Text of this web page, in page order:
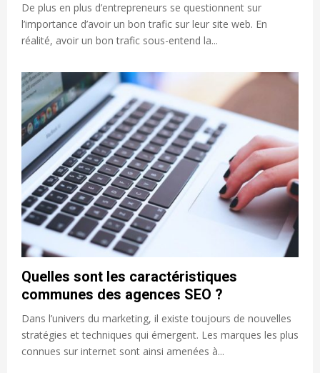
De plus en plus d’entrepreneurs se questionnent sur
l’importance d’avoir un bon trafic sur leur site web. En
réalité, avoir un bon trafic sous-entend la...
Quelles sont les caractéristiques
communes des agences SEO ?
Dans l’univers du marketing, il existe toujours de nouvelles
stratégies et techniques qui émergent. Les marques les plus
connues sur internet sont ainsi amenées à...